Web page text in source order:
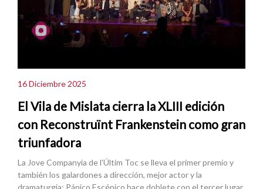
16 Diciembre 2025
El Vila de Mislata cierra la XLIII edición
con Reconstruïnt Frankenstein como gran
triunfadora
La Jove Companyia de l’Últim Toc se lleva el primer premio y
también los galardones a dirección, mejor actor y la
dramaturgia; Pánico Escénico hace doblete con el tercer lugar